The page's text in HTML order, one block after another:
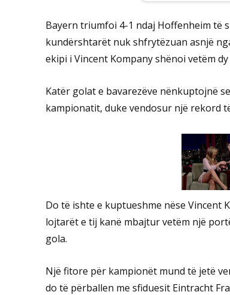
Bayern triumfoi 4-1 ndaj Hoffenheim të
kundërshtarët nuk shfrytëzuan asnjë
ekipi i Vincent Kompany shënoi vetëm
Katër golat e bavarezëve nënkuptojnë
kampionatit, duke vendosur një rekord
Do të ishte e kuptueshme nëse Vincent
lojtarët e tij kanë mbajtur vetëm një
gola.
Një fitore për kampionët mund të jetë
do të përballen me sfiduesit Eintracht